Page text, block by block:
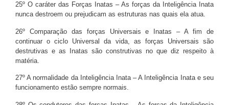
25º O caráter das Forças Inatas – As forças da Inteligência Inata
nunca destroem ou prejudicam as estruturas nas quais ela atua.
26º Comparação das forças Universais e Inatas – A fim de
continuar o ciclo Universal da vida, as forças Universais são
destrutivas e as Inatas são construtivas no que diz respeito à
matéria.
27º A normalidade da Inteligência Inata – A Inteligência Inata e seu
funcionamento estão sempre normais.